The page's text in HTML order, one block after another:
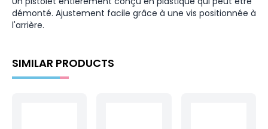
démonté. Ajustement facile grâce à une vis positionnée à
l'arrière.
SIMILAR PRODUCTS